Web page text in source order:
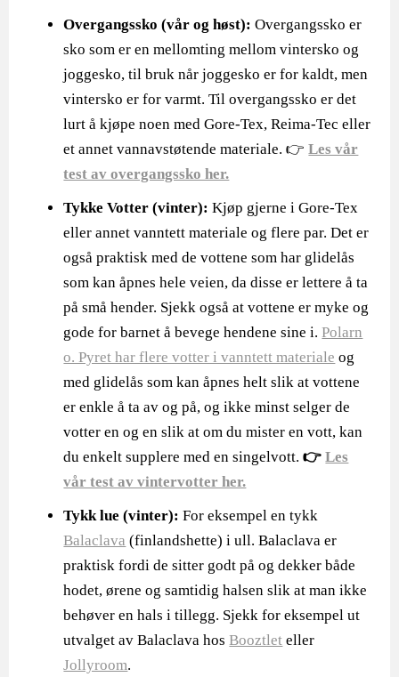
Overgangssko (vår og høst):Overgangssko er
sko som er en mellomting mellom vintersko og
joggesko, til bruk når joggesko er for kaldt, men
vintersko er for varmt. Til overgangssko er det
lurt å kjøpe noen med Gore-Tex, Reima-Tec eller
et annet vannavstøtende materiale. 👉Les vår
test av overgangssko her.
Tykke Votter (vinter): Kjøp gjerne i Gore-Tex
eller annet vanntett materiale og flere par. Det er
også praktisk med de vottene som har glidelås
som kan åpnes hele veien, da disse er lettere å ta
på små hender. Sjekk også at vottene er myke og
gode for barnet å bevege hendene sine i.Polarn
o. Pyret har flere votter i vanntett materiale og
med glidelås som kan åpnes helt slik at vottene
er enkle å ta av og på, og ikke minst selger de
votter en og en slik at om du mister en vott, kan
du enkelt supplere med en singelvott.👉Les
vår test av vintervotter her.
Tykk lue (vinter): For eksempel en tykk
Balaclava (finlandshette) i ull. Balaclava er
praktisk fordi de sitter godt på og dekker både
hodet, ørene og samtidig halsen slik at man ikke
behøver en hals i tillegg. Sjekk for eksempel ut
utvalget av Balaclava hosBooztlet eller
Jollyroom.